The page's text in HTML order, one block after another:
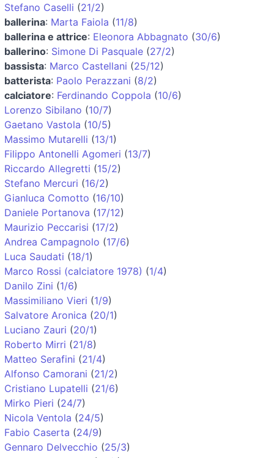
Stefano Caselli (21/2)
ballerina: Marta Faiola (11/8)
ballerina e attrice: Eleonora Abbagnato (30/6)
ballerino: Simone Di Pasquale (27/2)
bassista: Marco Castellani (25/12)
batterista: Paolo Perazzani (8/2)
calciatore: Ferdinando Coppola (10/6)
Lorenzo Sibilano (10/7)
Gaetano Vastola (10/5)
Massimo Mutarelli (13/1)
Filippo Antonelli Agomeri (13/7)
Riccardo Allegretti (15/2)
Stefano Mercuri (16/2)
Gianluca Comotto (16/10)
Daniele Portanova (17/12)
Maurizio Peccarisi (17/2)
Andrea Campagnolo (17/6)
Luca Saudati (18/1)
Marco Rossi (calciatore 1978) (1/4)
Danilo Zini (1/6)
Massimiliano Vieri (1/9)
Salvatore Aronica (20/1)
Luciano Zauri (20/1)
Roberto Mirri (21/8)
Matteo Serafini (21/4)
Alfonso Camorani (21/2)
Cristiano Lupatelli (21/6)
Mirko Pieri (24/7)
Nicola Ventola (24/5)
Fabio Caserta (24/9)
Gennaro Delvecchio (25/3)